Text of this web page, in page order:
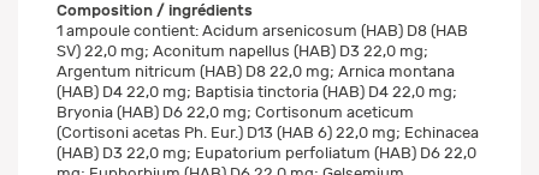
Composition / ingrédients
1 ampoule contient: Acidum arsenicosum (HAB) D8 (HAB
SV) 22,0 mg; Aconitum napellus (HAB) D3 22,0 mg;
Argentum nitricum (HAB) D8 22,0 mg; Arnica montana
(HAB) D4 22,0 mg; Baptisia tinctoria (HAB) D4 22,0 mg;
Bryonia (HAB) D6 22,0 mg; Cortisonum aceticum
(Cortisoni acetas Ph. Eur.) D13 (HAB 6) 22,0 mg; Echinacea
(HAB) D3 22,0 mg; Eupatorium perfoliatum (HAB) D6 22,0